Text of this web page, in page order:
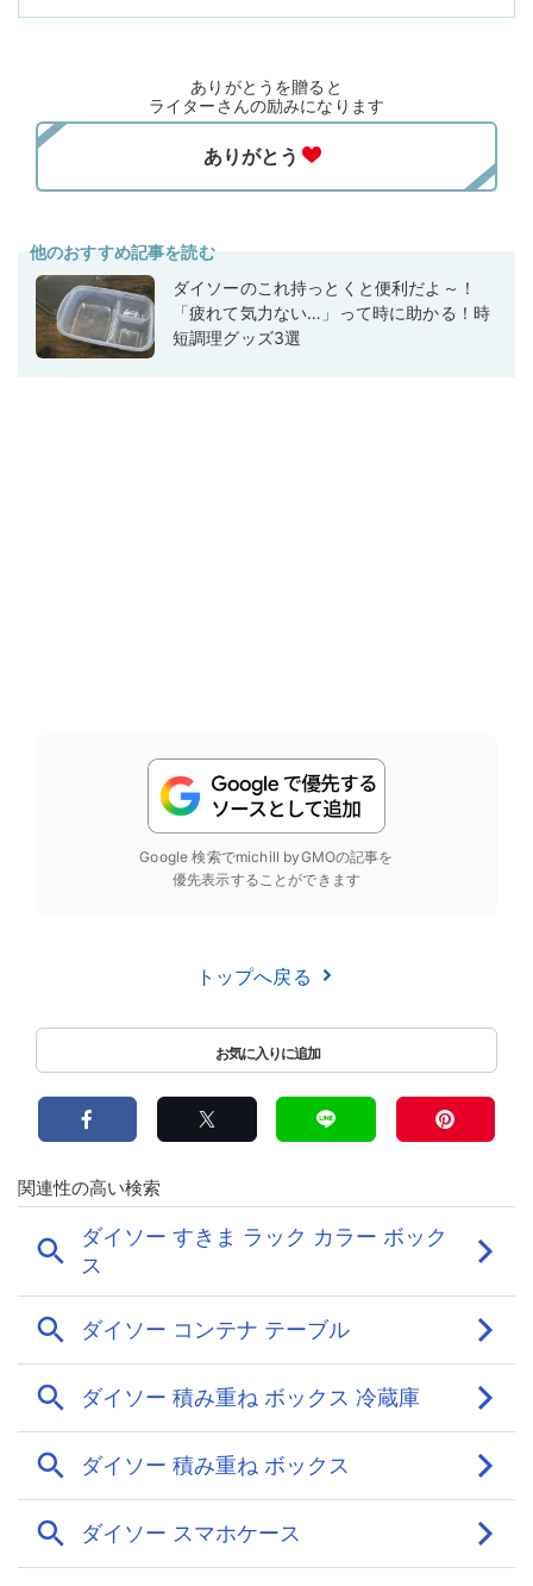
ありがとうを贈ると
ライターさんの励みになります
他のおすすめ記事を読む
ダイソーのこれ持っとくと便利だよ～！
「疲れて気力ない…」って時に助かる！時
短調理グッズ3選
Google 検索でmichill byGMOの記事を
優先表示することができます
トップへ戻る